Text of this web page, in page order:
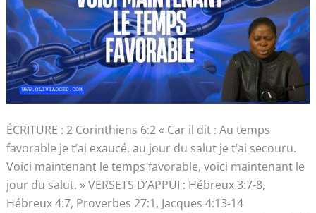
ÉCRITURE : 2 Corinthiens 6:2 « Car il dit : Au temps
favorable je t’ai exaucé, au jour du salut je t’ai secouru.
Voici maintenant le temps favorable, voici maintenant le
jour du salut. » VERSETS D’APPUI : Hébreux 3:7-8,
Hébreux 4:7, Proverbes 27:1, Jacques 4:13-14